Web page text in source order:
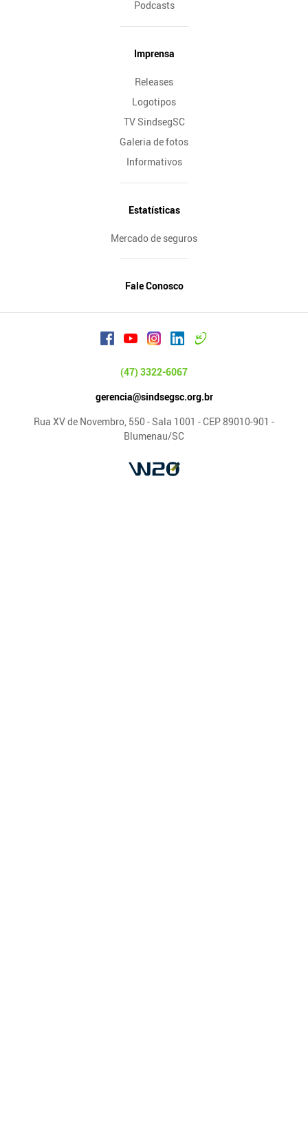
Podcasts
Imprensa
Releases
Logotipos
TV SindsegSC
Galeria de fotos
Informativos
Estatísticas
Mercado de seguros
Fale Conosco
(47) 3322-6067
gerencia@sindsegsc.org.br
Rua XV de Novembro, 550 - Sala 1001 - CEP 89010-901 -
Blumenau/SC